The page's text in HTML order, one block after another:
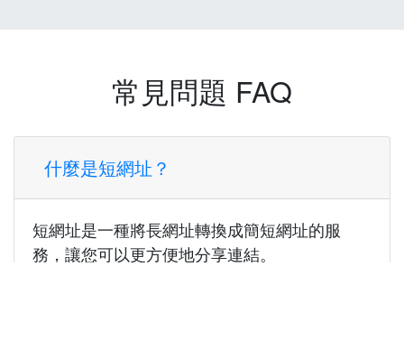
常見問題 FAQ
什麼是短網址？
短網址是一種將長網址轉換成簡短網址的服
務，讓您可以更方便地分享連結。